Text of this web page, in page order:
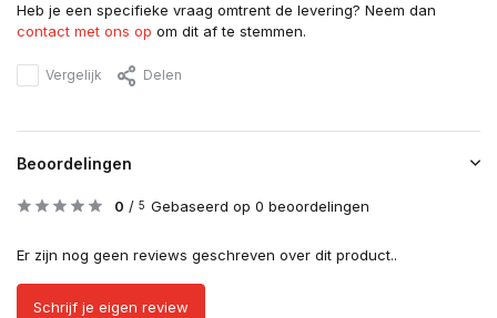
Heb je een specifieke vraag omtrent de levering? Neem dan
contact met ons op om dit af te stemmen.
Vergelijk Delen
Beoordelingen
0 / 5 Gebaseerd op 0 beoordelingen
Er zijn nog geen reviews geschreven over dit product..
Schrijf je eigen review